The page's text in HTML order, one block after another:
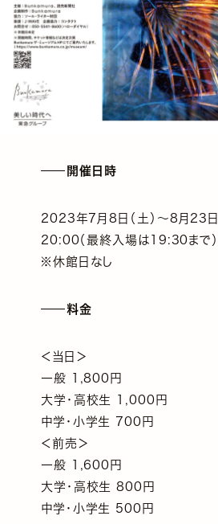
開催日時
2023年7月8日（土）～8月23
20:00（最終入場は19:30まで）
※休館日なし
料金
＜当日＞
一般 1,800円
大学・高校生 1,000円
中学・小学生 700円
＜前売＞
一般 1,600円
大学・高校生 800円
中学・小学生 500円